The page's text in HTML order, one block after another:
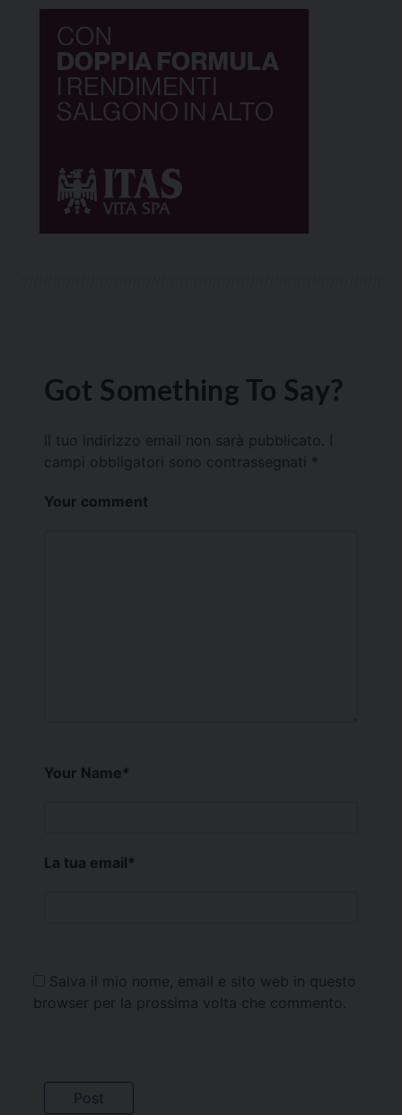
Got Something To Say?
Il tuo indirizzo email non sarà pubblicato.
campi obbligatori sono contrassegnati *
Your comment
Your Name*
La tua email*
Salva il mio nome, email e sito web in questo
browser per la prossima volta che commento.